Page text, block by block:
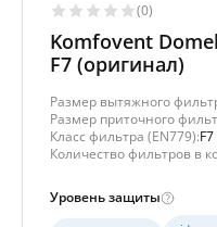
(0)
Komfovent
F7 (оригинал)
Размер вытяжного
Размер приточного
Класс фильтра (EN779):F7
Количество фильтров в
Уровень защиты